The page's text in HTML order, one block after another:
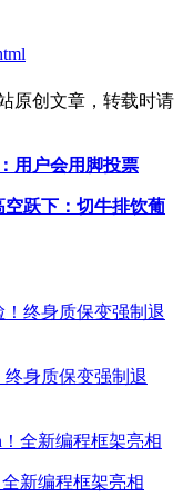
原创文章，转载时请
用户会用脚投票
空跃下：切牛排饮葡
身质保变强制退
新编程框架亮相